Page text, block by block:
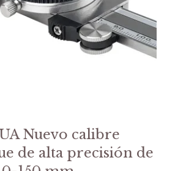
Nuevo calibre
de alta precisión de